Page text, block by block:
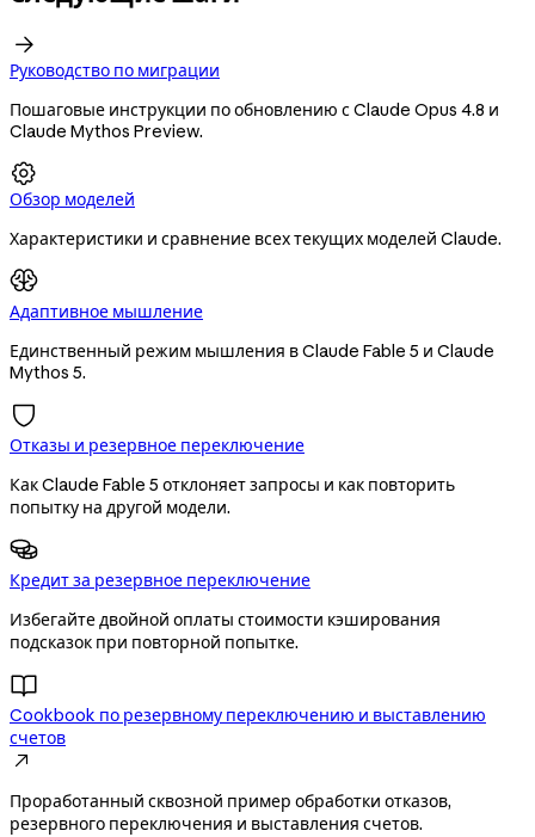

Руководство по миграции
Пошаговые инструкции по обновлению с Claude Opus 4.8 и
Claude Mythos Preview.

Обзор моделей
Характеристики и сравнение всех текущих моделей Claude.
Адаптивное мышление
Единственный режим мышления в Claude Fable 5 и Claude
Mythos 5.
Отказы и резервное переключение
Как Claude Fable 5 отклоняет запросы и как повторить
попытку на другой модели.
Кредит за резервное переключение
Избегайте двойной оплаты стоимости кэширования
подсказок при повторной попытке.
Cookbook по резервному переключению и выставлению
счетов

Проработанный сквозной пример обработки отказов,
резервного переключения и выставления счетов.